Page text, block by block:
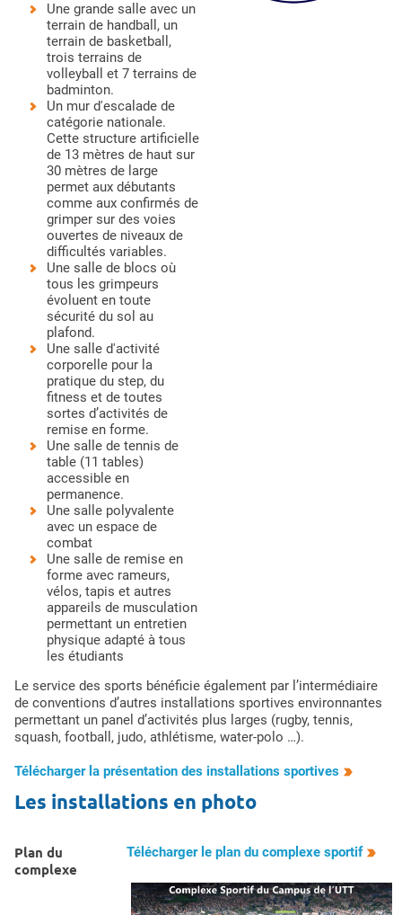
Une grande salle avec un
terrain de handball, un
terrain de basketball,
trois terrains de
volleyball et 7 terrains de
badminton.
Un mur d'escalade de
catégorie nationale.
Cette structure artificielle
de 13 mètres de haut sur
30 mètres de large
permet aux débutants
comme aux confirmés de
grimper sur des voies
ouvertes de niveaux de
difficultés variables.
Une salle de blocs où
tous les grimpeurs
évoluent en toute
sécurité du sol au
plafond.
Une salle d'activité
corporelle pour la
pratique du step, du
fitness et de toutes
sortes d’activités de
remise en forme.
Une salle de tennis de
table (11 tables)
accessible en
permanence.
Une salle polyvalente
avec un espace de
combat
Une salle de remise en
forme avec rameurs,
vélos, tapis et autres
appareils de musculation
permettant un entretien
physique adapté à tous
les étudiants
Le service des sports bénéficie également par l’intermédiaire
de conventions d’autres installations sportives environnantes
permettant un panel d’activités plus larges (rugby, tennis,
squash, football, judo, athlétisme, water-polo …).
Télécharger la présentation des installations sportives
Les installations en photo
Plan du
complexe
Télécharger le plan du complexe sportif